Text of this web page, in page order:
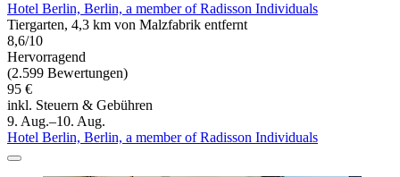
Hotel Berlin, Berlin, a member of Radisson Individuals
Tiergarten, 4,3 km von Malzfabrik entfernt
8,6/10
Hervorragend
(2.599 Bewertungen)
95 €
inkl. Steuern & Gebühren
9. Aug.–10. Aug.
Hotel Berlin, Berlin, a member of Radisson Individuals